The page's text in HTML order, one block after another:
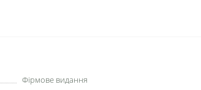
Фірмове видання